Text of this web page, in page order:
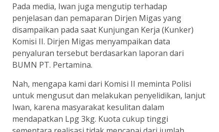
Pada media, Iwan juga mengutip terhadap
penjelasan dan pemaparan Dirjen Migas yang
disampaikan pada saat Kunjungan Kerja (Kunker)
Komisi II. Dirjen Migas menyampaikan data
penyaluran tersebut berdasarkan laporan dari
BUMN PT. Pertamina.
Nah, mengapa kami dari Komisi II meminta Polisi
untuk mengusut dan melakukan penyelidikan, lanjut
Iwan, karena masyarakat kesulitan dalam
mendapatkan Lpg 3kg. Kuota cukup tinggi